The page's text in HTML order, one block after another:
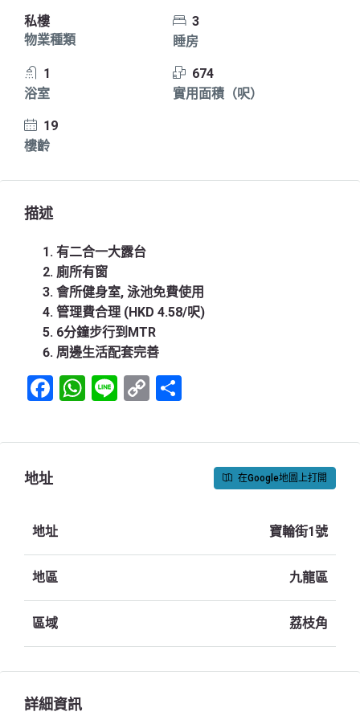
私樓
物業種類
3
睡房
1
浴室
674
實用面積（呎）
19
樓齡
描述
有二合一大露台
廁所有窗
會所健身室, 泳池免費使用
管理費合理 (HKD 4.58/呎)
6分鐘步行到MTR
周邊生活配套完善
Facebook
WhatsApp
LineCopy
地址 在Google地圖上打開
地址 寶輪街1號
地區 九龍區
區域 荔枝角
詳細資訊